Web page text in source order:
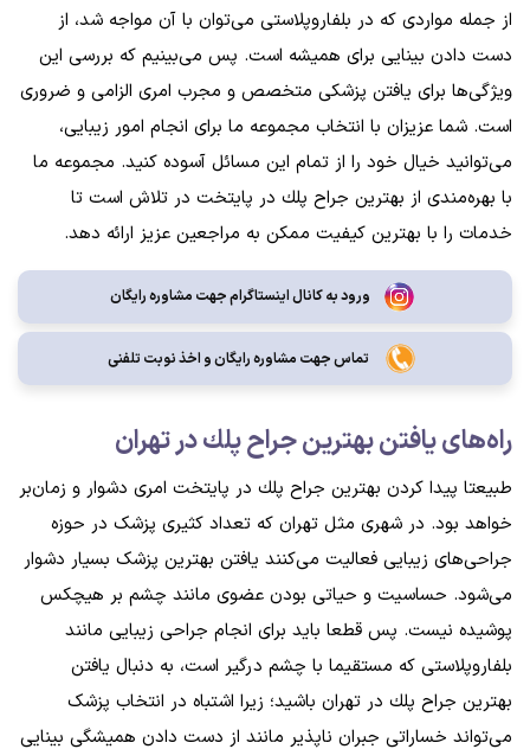
از جمله مواردی که در بلفاروپلاستی می‌توان با آن مواجه شد، از
دست دادن بینایی برای همیشه است. پس می‌بینیم که بررسی این
ویژگی‌ها برای یافتن پزشکی متخصص و مجرب امری الزامی و ضروری
است. شما عزیزان با انتخاب مجموعه ما برای انجام امور زیبایی،
می‌توانید خیال خود را از تمام این مسائل آسوده کنید. مجموعه ما
با بهره‌مندی از بهترين جراح پلك در پایتخت در تلاش است تا
خدمات را با بهترین کیفیت ممکن به مراجعین عزیز ارائه دهد.
ورود به کانال اینستاگرام جهت مشاوره رایگان
تماس جهت مشاوره رايگان و اخذ نوبت تلفنی
راه‌های یافتن بهترين جراح پلك در تهران
طبیعتا پیدا کردن بهترين جراح پلك در پایتخت امری دشوار و زمان‌بر
خواهد بود. در شهری مثل تهران که تعداد کثیری پزشک در حوزه
جراحی‌های زیبایی فعالیت می‌کنند یافتن بهترین پزشک بسیار دشوار
می‌شود. حساسیت و حیاتی بودن عضوی مانند چشم بر هیچکس
پوشیده نیست. پس قطعا باید برای انجام جراحی زیبایی مانند
بلفاروپلاستی که مستقیما با چشم درگیر است، به دنبال یافتن
بهترين جراح پلك در تهران باشید؛ زیرا اشتباه در انتخاب پزشک
می‌تواند خساراتی جبران ناپذیر مانند از دست دادن همیشگی بینایی